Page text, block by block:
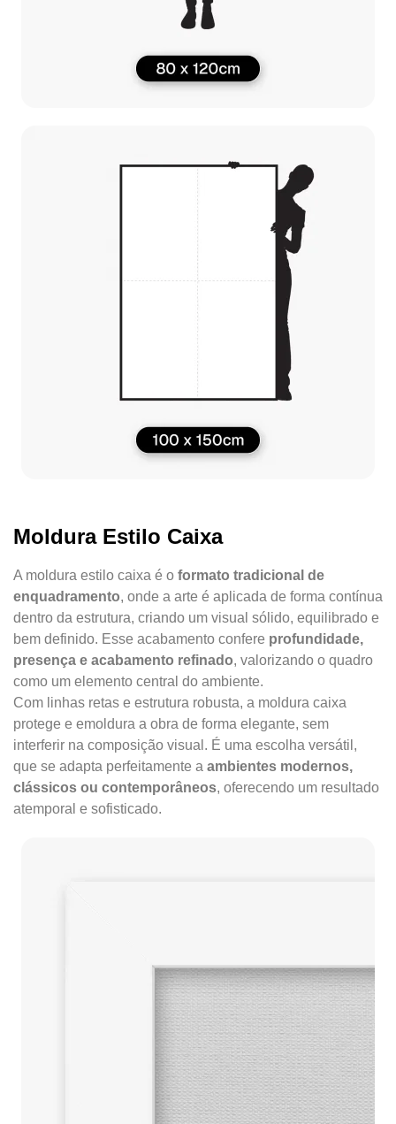
Moldura Estilo Caixa
A moldura estilo caixa é o formato tradicional de
enquadramento, onde a arte é aplicada de forma contínua
dentro da estrutura, criando um visual sólido, equilibrado e
bem definido. Esse acabamento confere profundidade,
presença e acabamento refinado, valorizando o quadro
como um elemento central do ambiente.
Com linhas retas e estrutura robusta, a moldura caixa
protege e emoldura a obra de forma elegante, sem
interferir na composição visual. É uma escolha versátil,
que se adapta perfeitamente a ambientes modernos,
clássicos ou contemporâneos, oferecendo um resultado
atemporal e sofisticado.